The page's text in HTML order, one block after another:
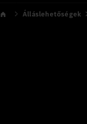
Álláslehetőségek